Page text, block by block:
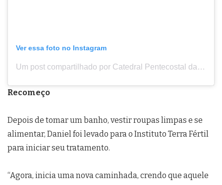
Ver essa foto no Instagram
Um post compartilhado por Catedral Pentecostal da Fé (@cpdf.oficial)
Recomeço
Depois de tomar um banho, vestir roupas limpas e se
alimentar, Daniel foi levado para o Instituto Terra Fértil
para iniciar seu tratamento.
“Agora, inicia uma nova caminhada, crendo que aquele